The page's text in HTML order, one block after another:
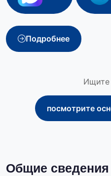
Подробнее
Ищите
посмотрите
Общие сведения